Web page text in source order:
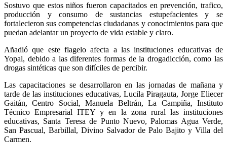
Sostuvo que estos niños fueron capacitados en prevención, trafico,
producción y consumo de sustancias estupefacientes y se
fortalecieron sus competencias ciudadanas y conocimientos para que
puedan adelantar un proyecto de vida estable y claro.
Añadió que este flagelo afecta a las instituciones educativas de
Yopal, debido a las diferentes formas de la drogadicción, como las
drogas sintéticas que son difíciles de percibir.
Las capacitaciones se desarrollaron en las jornadas de mañana y
tarde de las instituciones educativas, Lucila Piragauta, Jorge Eliecer
Gaitán, Centro Social, Manuela Beltrán, La Campiña, Instituto
Técnico Empresarial ITEY y en la zona rural las instituciones
educativas, Santa Teresa de Punto Nuevo, Palomas Agua Verde,
San Pascual, Barbillal, Divino Salvador de Palo Bajito y Villa del
Carmen.